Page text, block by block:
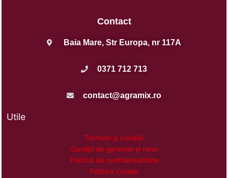
Contact
Baia Mare, Str Europa, nr 117A
0371 712 713
contact@agramix.ro
Utile
Termeni și condiții
Condiții de garanție și retur
Politică de confidențialitate
Politica Cookie